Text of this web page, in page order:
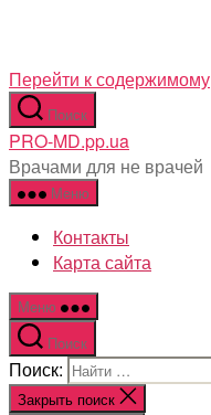
Перейти к содержимому
Поиск
PRO-MD.pp.ua
Врачами для не врачей
Меню
Контакты
Карта сайта
Меню
Поиск
Поиск:
Закрыть поиск